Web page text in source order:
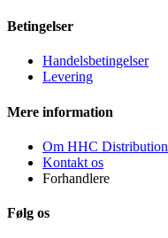
Betingelser
Handelsbetingelser
Levering
Mere information
Om HHC Distribution
Kontakt os
Forhandlere
Følg os